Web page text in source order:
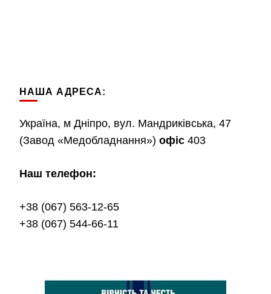
НАША АДРЕСА:
Україна, м Дніпро, вул. Мандриківська, 47
(Завод «Медобладнання») офіс 403
Наш телефон:
+38 (067) 563-12-65
+38 (067) 544-66-11